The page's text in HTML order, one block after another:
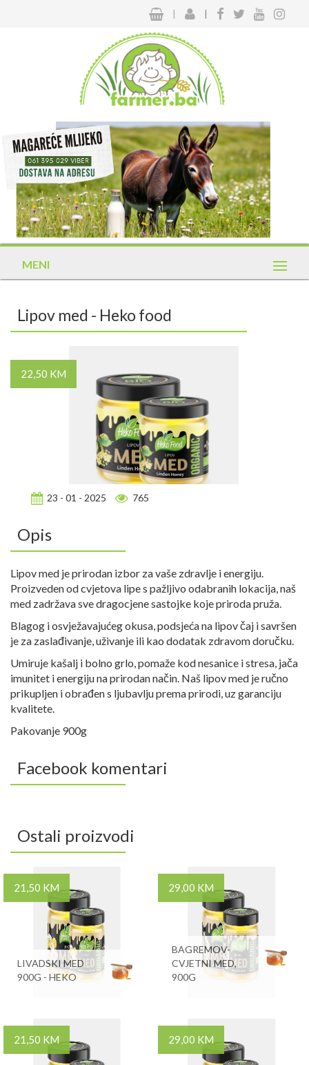
| |
MENI
Lipov med - Heko food
22,50 KM
23 - 01 - 2025 765
Opis
Lipov med je prirodan izbor za vaše zdravlje i energiju.
Proizveden od cvjetova lipe s pažljivo odabranih lokacija, naš
med zadržava sve dragocjene sastojke koje priroda pruža.
Blagog i osvježavajućeg okusa, podsjeća na lipov čaj i savršen
je za zaslađivanje, uživanje ili kao dodatak zdravom doručku.
Umiruje kašalj i bolno grlo, pomaže kod nesanice i stresa, jača
imunitet i energiju na prirodan način. Naš lipov med je ručno
prikupljen i obrađen s ljubavlju prema prirodi, uz garanciju
kvalitete.
Pakovanje 900g
Facebook komentari
Ostali proizvodi
21,50 KM
LIVADSKI MED
900G - HEKO
29,00 KM
BAGREMOV-
CVJETNI MED,
900G
21,50 KM 29,00 KM